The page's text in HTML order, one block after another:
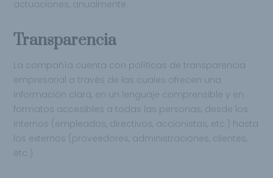
actuaciones, anualmente.
Transparencia
La compañía cuenta con políticas de transparencia
empresarial a través de las cuales ofrecen una
información clara, en un lenguaje comprensible y en
formatos accesibles a todas las personas, desde los
internos (empleados, directivos, accionistas, etc.) hasta
los externos (proveedores, administraciones, clientes,
etc.)